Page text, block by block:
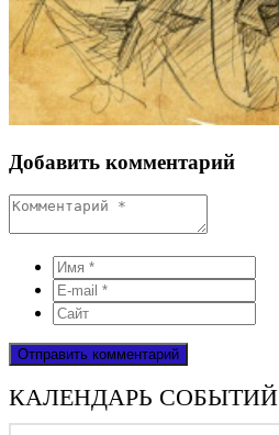
Добавить комментарий
КАЛЕНДАРЬ СОБЫТИЙ